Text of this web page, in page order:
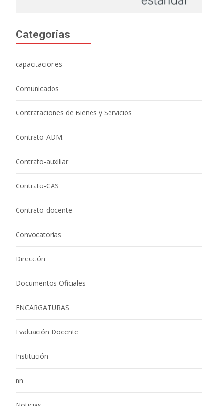
Categorías
capacitaciones
Comunicados
Contrataciones de Bienes y Servicios
Contrato-ADM.
Contrato-auxiliar
Contrato-CAS
Contrato-docente
Convocatorias
Dirección
Documentos Oficiales
ENCARGATURAS
Evaluación Docente
Institución
nn